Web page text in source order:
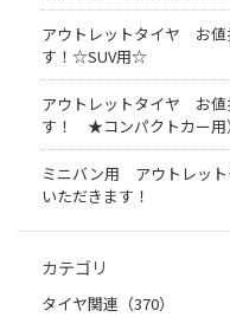
アウトレットタイヤ お値
す！☆SUV用☆
アウトレットタイヤ お値
す！ ★コンパクトカー用）
ミニバン用 アウトレッ
いただきます！
カテゴリ
タイヤ関連（370）